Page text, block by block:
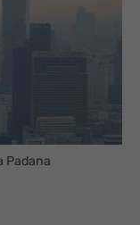
Padana